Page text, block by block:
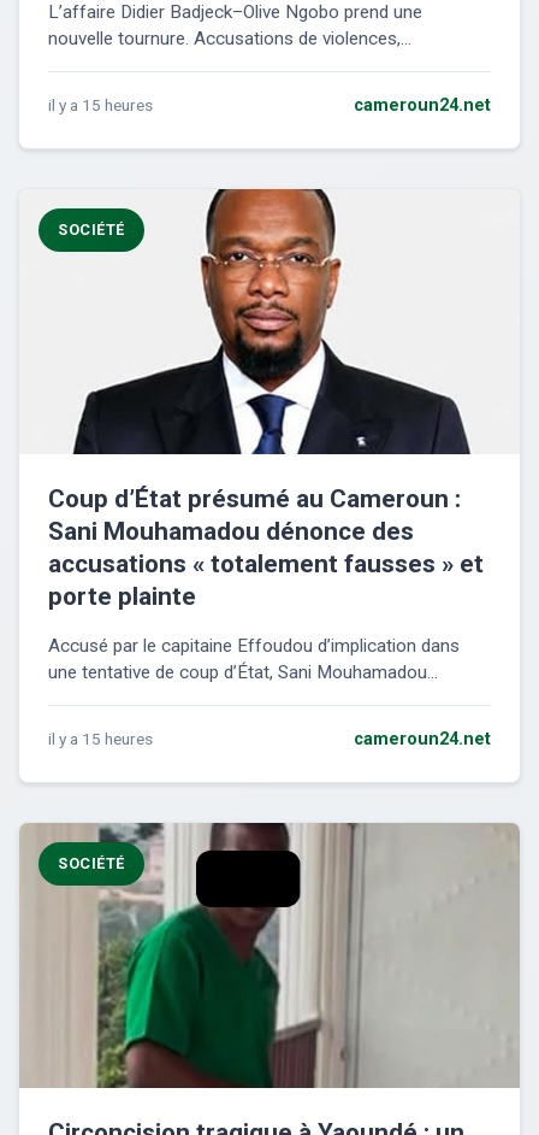
L’affaire Didier Badjeck–Olive Ngobo prend une
nouvelle tournure. Accusations de violences,...
il y a 15 heures cameroun24.net
SOCIÉTÉ
Coup d’État présumé au Cameroun :
Sani Mouhamadou dénonce des
accusations « totalement fausses » et
porte plainte
Accusé par le capitaine Effoudou d’implication dans
une tentative de coup d’État, Sani Mouhamadou...
il y a 15 heures cameroun24.net
SOCIÉTÉ